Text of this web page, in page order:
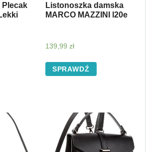
Plecak
Listonoszka damska
MARCO MAZZINI l20e
139,99 zł
SPRAWDŹ